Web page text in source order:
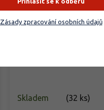
Skladem (32 ks)
Zásady zpracování osobních údajů